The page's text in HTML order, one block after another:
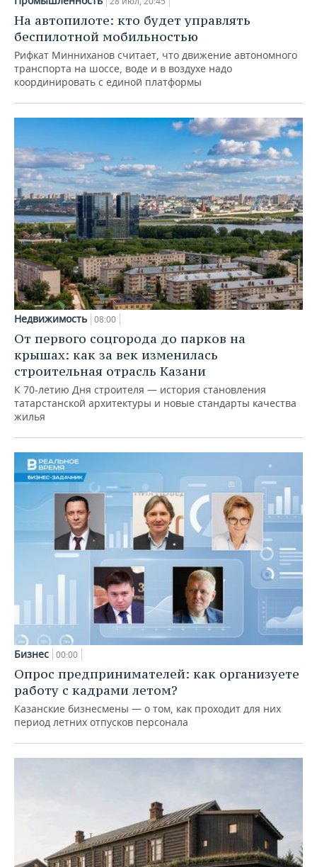
На автопилоте: кто будет управлять
беспилотной мобильностью
Рифкат Минниханов считает, что движение автономного
транспорта на шоссе, воде и в воздухе надо
координировать с единой платформы
Недвижимость 08:00
От первого соцгорода до парков на
крышах: как за век изменилась
строительная отрасль Казани
К 70-летию Дня строителя — история становления
татарстанской архитектуры и новые стандарты качества
жилья
Бизнес 00:00
Опрос предпринимателей: как организуете
работу с кадрами летом?
Казанские бизнесмены — о том, как проходит для них
период летних отпусков персонала